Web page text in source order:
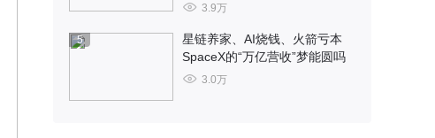
3.9万
5
星链养家、AI烧钱、火箭亏本
SpaceX的“万亿营收”梦能圆吗
3.0万